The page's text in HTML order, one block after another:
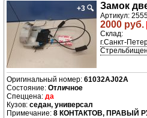
+3 🔍 Замок
Артикул:
2000 руб.
Склад:
г.Санкт-
61032AJ02A
Отличное
да
седан, универсал
8 КОНТАКТОВ, ПРАВЫЙ